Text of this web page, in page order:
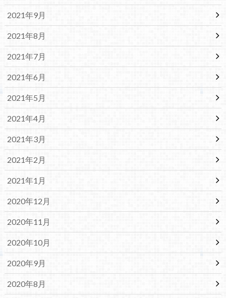
2021年9月
2021年8月
2021年7月
2021年6月
2021年5月
2021年4月
2021年3月
2021年2月
2021年1月
2020年12月
2020年11月
2020年10月
2020年9月
2020年8月